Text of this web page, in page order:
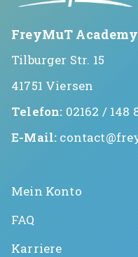
FreyMuT Academy
Tilburger Str. 15
41751 Viersen
Telefon: 02162 / 148
E-Mail:
Mein Konto
FAQ
Karriere